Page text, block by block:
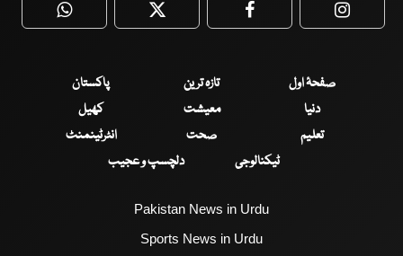
WhatsApp Twitter Facebook
صفحۂ اول تازہ ترین
پاکستان
دنیا
معیشت
کھیل
تعلیم
صحت
انٹرٹینمنٹ
ٹیکنالوجی
دلچسپ و عجیب
Pakistan News in Urdu
Sports News in Urdu